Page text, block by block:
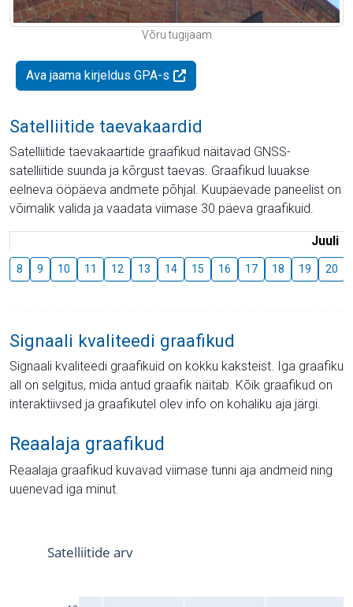
Võru tugijaam
Ava jaama kirjeldus GPA-s
Satelliitide taevakaardid
Satelliitide taevakaartide graafikud näitavad GNSS-
satelliitide suunda ja kõrgust taevas. Graafikud luuakse
eelneva ööpäeva andmete põhjal. Kuupäevade paneelist on
võimalik valida ja vaadata viimase 30 päeva graafikuid.
Juuli
8 9 10 11 12 13 14 15 16 17 18 19 20
Signaali kvaliteedi graafikud
Signaali kvaliteedi graafikuid on kokku kaksteist. Iga graafiku
all on selgitus, mida antud graafik näitab. Kõik graafikud on
interaktiivsed ja graafikutel olev info on kohaliku aja järgi.
Reaalaja graafikud
Reaalaja graafikud kuvavad viimase tunni aja andmeid ning
uuenevad iga minut.